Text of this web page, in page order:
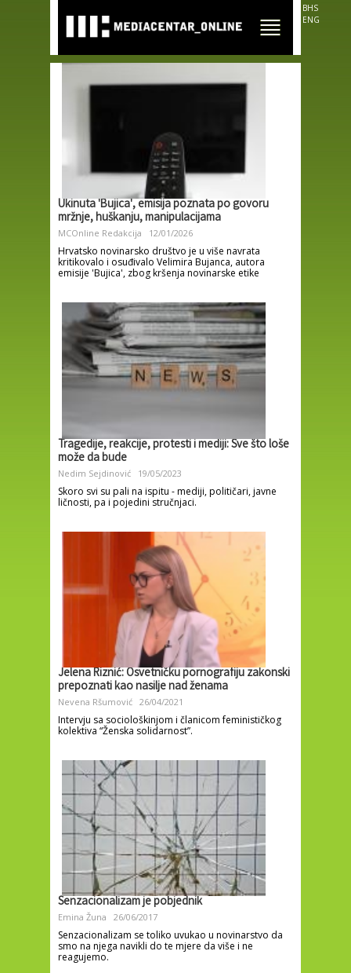
main
content
BHS
ENG
Ukinuta 'Bujica', emisija poznata po govoru
mržnje, huškanju, manipulacijama
MCOnline Redakcija 12/01/2026
Hrvatsko novinarsko društvo je u više navrata
kritikovalo i osuđivalo Velimira Bujanca, autora
emisije 'Bujica', zbog kršenja novinarske etike
Tragedije, reakcije, protesti i mediji: Sve što loše
može da bude
Nedim Sejdinović 19/05/2023
Skoro svi su pali na ispitu - mediji, političari, javne
ličnosti, pa i pojedini stručnjaci.
Jelena Riznić: Osvetničku pornografiju zakonski
prepoznati kao nasilje nad ženama
Nevena Ršumović 26/04/2021
Intervju sa sociološkinjom i članicom feminističkog
kolektiva “Ženska solidarnost”.
Senzacionalizam je pobjednik
Emina Žuna 26/06/2017
Senzacionalizam se toliko uvukao u novinarstvo da
smo na njega navikli do te mjere da više i ne
reagujemo.